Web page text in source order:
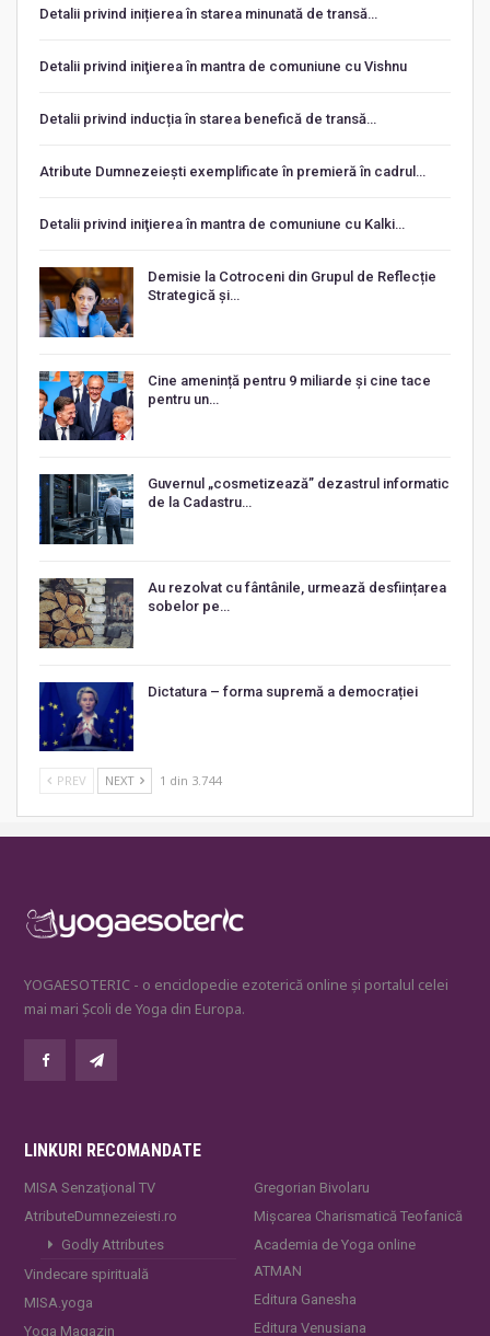
Detalii privind inițierea în starea minunată de transă…
Detalii privind iniţierea în mantra de comuniune cu Vishnu
Detalii privind inducția în starea benefică de transă…
Atribute Dumnezeiești exemplificate în premieră în cadrul…
Detalii privind iniţierea în mantra de comuniune cu Kalki…
Demisie la Cotroceni din Grupul de Reflecție
Strategică și…
Cine amenință pentru 9 miliarde și cine tace
pentru un…
Guvernul „cosmetizează” dezastrul informatic
de la Cadastru…
Au rezolvat cu fântânile, urmează desființarea
sobelor pe…
Dictatura – forma supremă a democrației
PREV NEXT 1 din 3.744
YOGAESOTERIC - o enciclopedie ezoterică online și portalul celei
mai mari Școli de Yoga din Europa.
LINKURI RECOMANDATE
MISA Senzaţional TV
AtributeDumnezeiesti.ro
Godly Attributes
Vindecare spirituală
MISA.yoga
Yoga Magazin
Gregorian Bivolaru
Mișcarea Charismatică Teofanică
Academia de Yoga online
ATMAN
Editura Ganesha
Editura Venusiana